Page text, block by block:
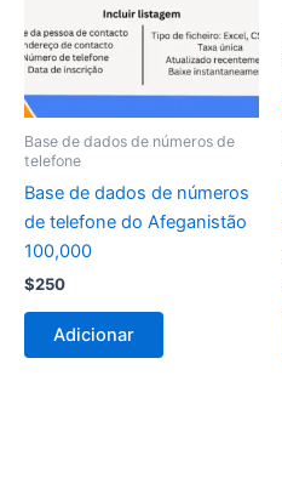
Base de dados de números de
telefone
Base de dados de números
de telefone do Afeganistão
100,000
$250
Adicionar